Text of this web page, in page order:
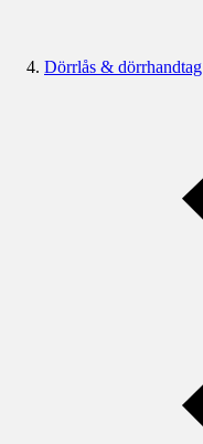
Dörrlås & dörrhandtag